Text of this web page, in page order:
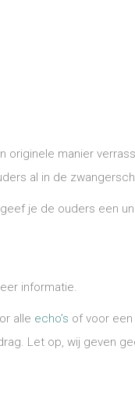
originele manier
al in de
je de ouders een
informatie.
alle echo’s of voor
Let op, wij geven